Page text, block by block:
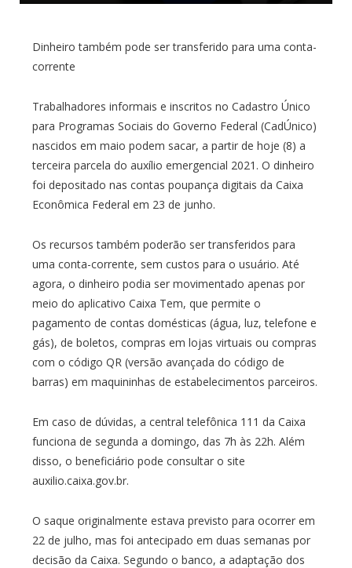
Dinheiro também pode ser transferido para uma conta-
corrente
Trabalhadores informais e inscritos no Cadastro Único
para Programas Sociais do Governo Federal (CadÚnico)
nascidos em maio podem sacar, a partir de hoje (8) a
terceira parcela do auxílio emergencial 2021. O dinheiro
foi depositado nas contas poupança digitais da Caixa
Econômica Federal em 23 de junho.
Os recursos também poderão ser transferidos para
uma conta-corrente, sem custos para o usuário. Até
agora, o dinheiro podia ser movimentado apenas por
meio do aplicativo Caixa Tem, que permite o
pagamento de contas domésticas (água, luz, telefone e
gás), de boletos, compras em lojas virtuais ou compras
com o código QR (versão avançada do código de
barras) em maquininhas de estabelecimentos parceiros.
Em caso de dúvidas, a central telefônica 111 da Caixa
funciona de segunda a domingo, das 7h às 22h. Além
disso, o beneficiário pode consultar o site
auxilio.caixa.gov.br.
O saque originalmente estava previsto para ocorrer em
22 de julho, mas foi antecipado em duas semanas por
decisão da Caixa. Segundo o banco, a adaptação dos